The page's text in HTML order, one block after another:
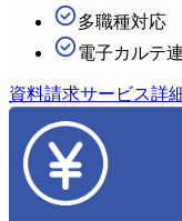
多職種対応
電子カルテ
資料請求サービス詳